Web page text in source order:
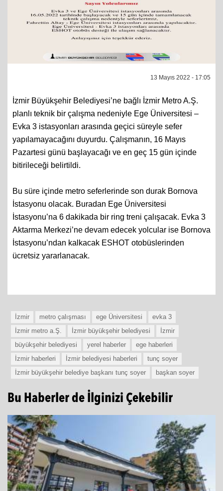
13 Mayıs 2022 - 17:05
İzmir Büyükşehir Belediyesi’ne bağlı İzmir Metro A.Ş.
planlı teknik bir çalışma nedeniyle Ege Üniversitesi –
Evka 3 istasyonları arasında geçici süreyle sefer
yapılamayacağını duyurdu. Çalışmanın, 16 Mayıs
Pazartesi günü başlayacağı ve en geç 15 gün içinde
bitirileceği belirtildi.
Bu süre içinde metro seferlerinde son durak Bornova
İstasyonu olacak. Buradan Ege Üniversitesi
İstasyonu’na 6 dakikada bir ring treni çalışacak. Evka 3
Aktarma Merkezi’ne devam edecek yolcular ise Bornova
İstasyonu’ndan kalkacak ESHOT otobüslerinden
ücretsiz yararlanacak.
İzmir metro çalışması ege Üniversitesi
evka 3
İzmir metro a.Ş.
İzmir büyükşehir belediyesi
İzmir
büyükşehir belediyesi
yerel haberler
ege haberleri
İzmir haberleri
İzmir belediyesi haberleri
tunç soyer
İzmir büyükşehir belediye başkanı tunç soyer
başkan soyer
Bu Haberler de İlginizi Çekebilir